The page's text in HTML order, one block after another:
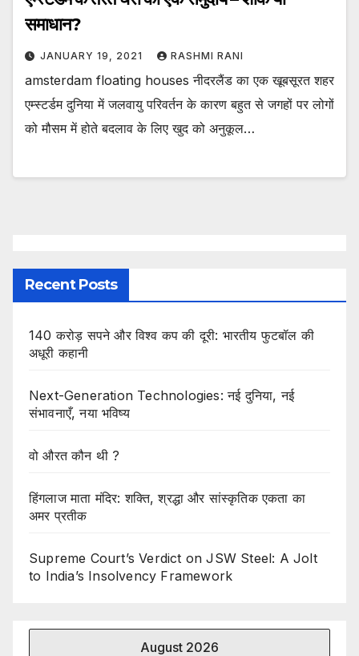
समाधान?
JANUARY 19, 2021 RASHMI RANI
amsterdam floating houses नीदरलैंड का एक खूबसूरत शहर
एम्स्टर्डम दुनिया में जलवायु परिवर्तन के कारण बहुत से जगहों पर लोगों
को मौसम में होते बदलाव के लिए खुद को अनुकूल…
Recent Posts
140 करोड़ सपने और विश्व कप की दूरी: भारतीय फुटबॉल की
अधूरी कहानी
Next-Generation Technologies: नई दुनिया, नई
संभावनाएँ, नया भविष्य
वो औरत कौन थी ?
हिंगलाज माता मंदिर: शक्ति, श्रद्धा और सांस्कृतिक एकता का
अमर प्रतीक
Supreme Court’s Verdict on JSW Steel: A Jolt
to India’s Insolvency Framework
August 2026